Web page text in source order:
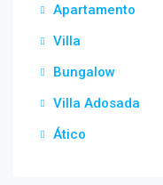
Apartamento
Villa
Bungalow
Villa Adosada
Ático